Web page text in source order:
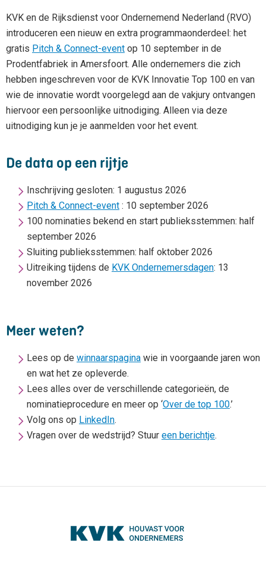
KVK en de Rijksdienst voor Ondernemend Nederland (RVO)
introduceren een nieuw en extra programmaonderdeel: het
gratis Pitch & Connect-event op 10 september in de
Prodentfabriek in Amersfoort. Alle ondernemers die zich
hebben ingeschreven voor de KVK Innovatie Top 100 en van
wie de innovatie wordt voorgelegd aan de vakjury ontvangen
hiervoor een persoonlijke uitnodiging. Alleen via deze
uitnodiging kun je je aanmelden voor het event.
De data op een rijtje
Inschrijving gesloten: 1 augustus 2026
Pitch & Connect-event : 10 september 2026
100 nominaties bekend en start publieksstemmen: half
september 2026
Sluiting publieksstemmen: half oktober 2026
Uitreiking tijdens de KVK Ondernemersdagen: 13
november 2026
Meer weten?
Lees op de winnaarspagina wie in voorgaande jaren won
en wat het ze opleverde.
Lees alles over de verschillende categorieën, de
nominatieprocedure en meer op ‘Over de top 100.’
Volg ons op LinkedIn.
Vragen over de wedstrijd? Stuur een berichtje.